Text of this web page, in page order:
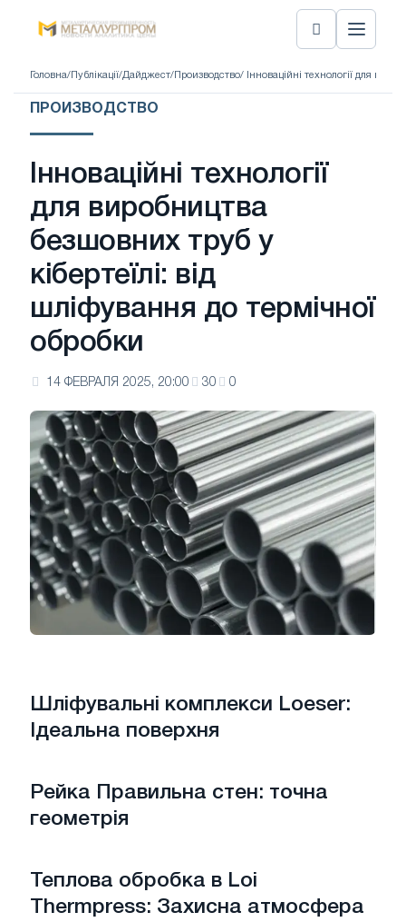
Головна/ Публікації/Дайджест/ Производство/ Інноваційні технології для
ПРОИЗВОДСТВО
Інноваційні технології
для виробництва
безшовних труб у
кібертеїлі: від
шліфування до термічної
обробки
14 ФЕВРАЛЯ 2025, 20:00 30 0
Шліфувальні комплекси Loeser:
Ідеальна поверхня
Рейка Правильна стен: точна
геометрія
Теплова обробка в Loi
Thermpress: Захисна атмосфера